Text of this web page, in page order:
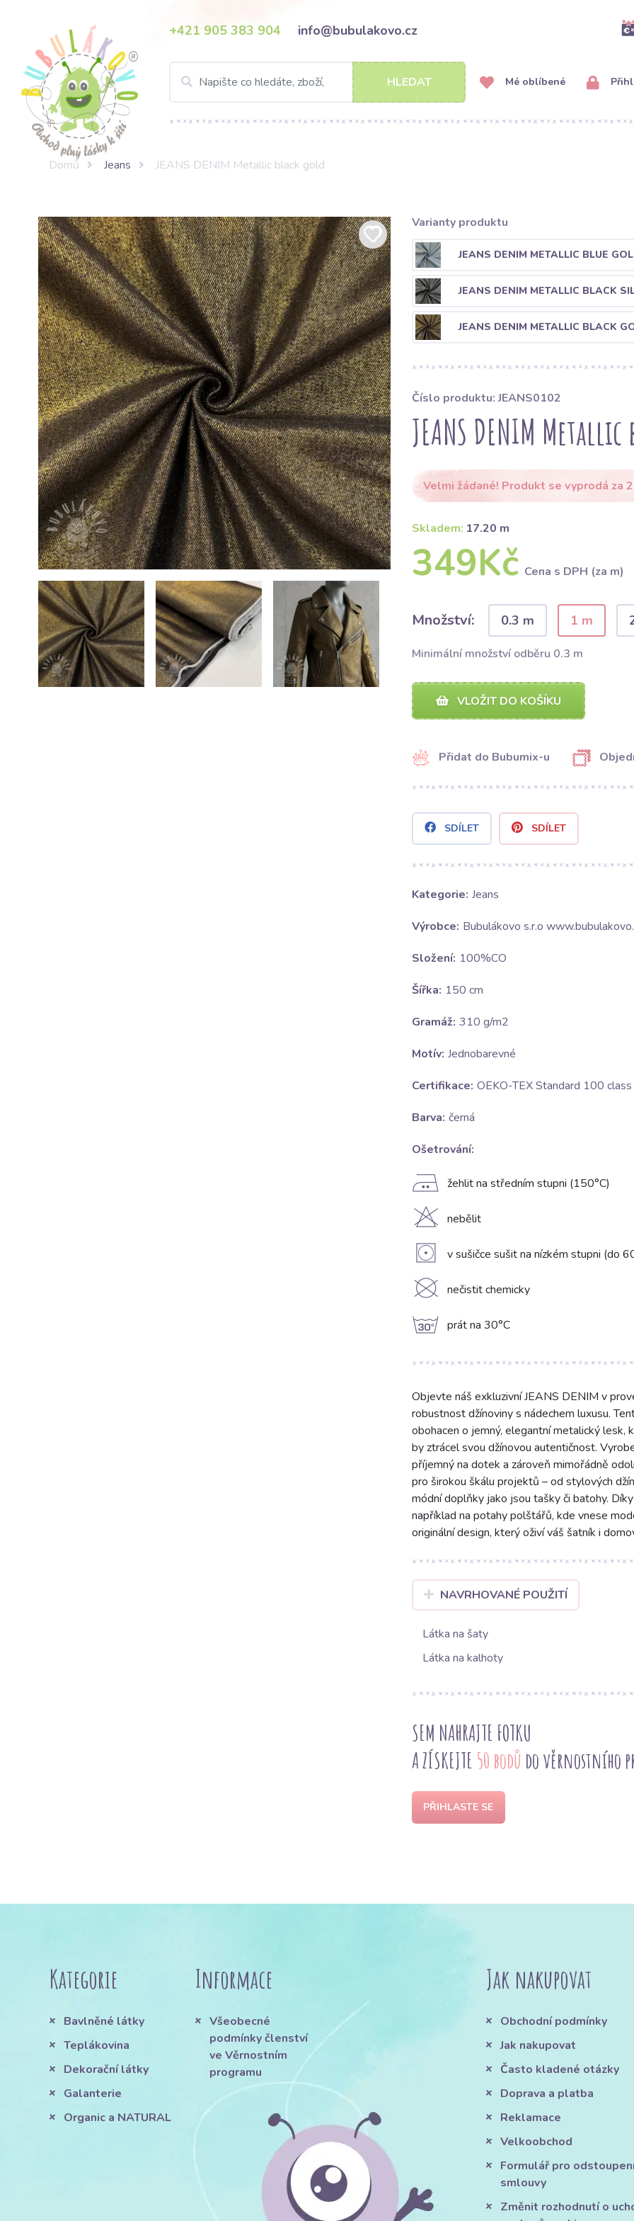
+421 905 383 904 info@bubulakovo.cz
HLEDAT Mé oblíbené
Domů Jeans JEANS DENIM Metallic black gold
Varianty produktu
JEANS DENIM METALLIC BLUE
JEANS DENIM METALLIC BLACK
JEANS DENIM METALLIC BLACK
Číslo produktu: JEANS0102
JEANS DENIM
Velmi žádané! Produkt se vyprodá za
Skladem: 17.20 m
349Kč Cena s DPH (za m)
Množství: 0.3 m 1 m
Minimální množství odběru 0.3 m
VLOŽIT DO KOŠÍKU
Přidat do Bubumix-u
SDÍLET SDÍLET
Kategorie: Jeans
Výrobce: Bubulákovo s.r.o
Složení: 100%CO
Šířka: 150 cm
Gramáž: 310 g/m2
Motív: Jednobarevné
Certifikace: OEKO-TEX Standard 100 class
Barva: černá
Ošetrování:
E žehlit na středním stupni (150°C)
H nebělit
V v sušičce sušit na nízkém stupni (do
K nečistit chemicky
g prát na 30°C
Objevte náš exkluzivní JEANS DENIM v
robustnost džínoviny s nádechem luxusu.
obohacen o jemný, elegantní metalický lesk,
by ztrácel svou džínovou autentičnost.
příjemný na dotek a zároveň mimořádně
pro širokou škálu projektů – od stylových
módní doplňky jako jsou tašky či batohy.
například na potahy polštářů, kde vnese
originální design, který oživí váš šatník i
NAVRHOVANÉ POUŽITÍ
Látka na šaty
Látka na kalhoty
SEM NAHRAJTE FOTKU
A ZÍSKEJTE 50 bodů do věrnostního
PŘIHLASTE SE
Kategorie
Bavlněné látky
Teplákovina
Dekorační látky
Galanterie
Organic a NATURAL
Informace
Všeobecné
podmínky členství
ve Věrnostním
programu
Jak nakupovat
Obchodní podmínky
Jak nakupovat
Často kladené otázky
Doprava a platba
Reklamace
Velkoobchod
Formulář pro
smlouvy
Změnit rozhodnutí o